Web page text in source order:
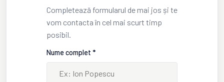
Completează formularul de mai jos și te
vom contacta în cel mai scurt timp
posibil.
Nume complet *